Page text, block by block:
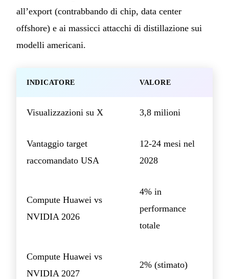
all’export (contrabbando di chip, data center
offshore) e ai massicci attacchi di distillazione sui
modelli americani.
INDICATORE VALORE
Visualizzazioni su X 3,8 milioni
Vantaggio target
raccomandato USA
12-24 mesi nel
2028
Compute Huawei vs
NVIDIA 2026
4% in
performance
totale
Compute Huawei vs
NVIDIA 2027
2% (stimato)